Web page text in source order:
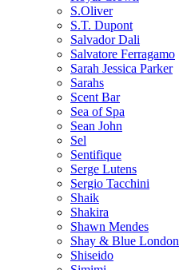
S.Oliver
S.T. Dupont
Salvador Dali
Salvatore Ferragamo
Sarah Jessica Parker
Sarahs
Scent Bar
Sea of Spa
Sean John
Sel
Sentifique
Serge Lutens
Sergio Tacchini
Shaik
Shakira
Shawn Mendes
Shay & Blue London
Shiseido